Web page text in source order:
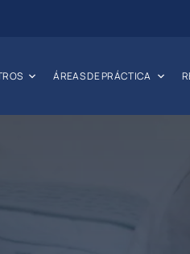
ÁREAS DE PRÁCTICA